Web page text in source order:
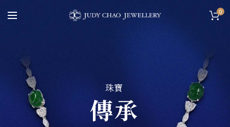
0
傳承
珠寶